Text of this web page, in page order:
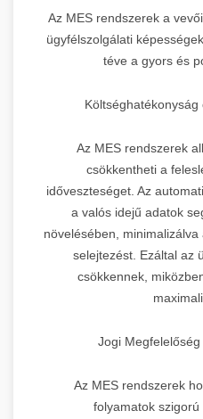
Az MES rendszerek a
ügyfélszolgálati
téve a gyors és
Az MES rendszerek
csökkentheti a
időveszteséget. Az
a valós idejű adatok
növelésében,
selejtezést. Ezáltal az
csökkennek,
Jogi
Az MES rendszerek
folyamatok